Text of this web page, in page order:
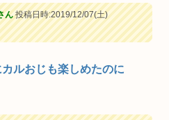
ん投稿日時:2019/12/07(土)
ルおじも楽しめたのに